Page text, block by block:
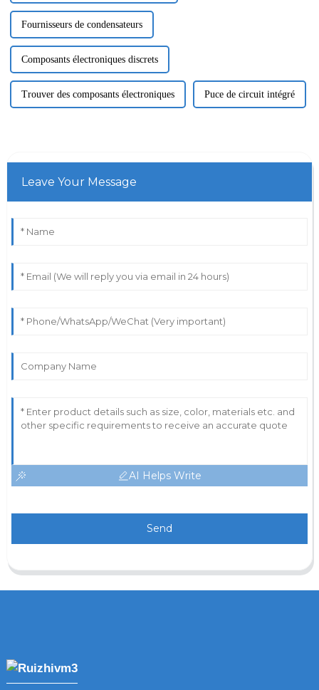
Fournisseurs de condensateurs
Composants électroniques discrets
Trouver des composants électroniques Puce de circuit intégré
Leave Your Message
AI Helps Write
Send